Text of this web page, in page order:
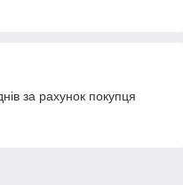
за рахунок покупця